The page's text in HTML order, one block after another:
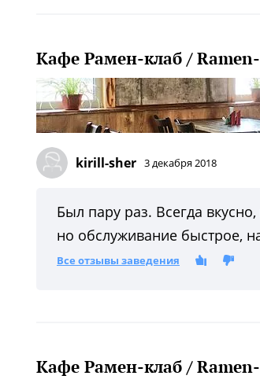
Кафе Рамен-клаб /
kirill-sher 3 декабря 2018
Был пару раз. Всегда
но обслуживание быстрое,
Все отзывы заведения
Кафе Рамен-клаб /